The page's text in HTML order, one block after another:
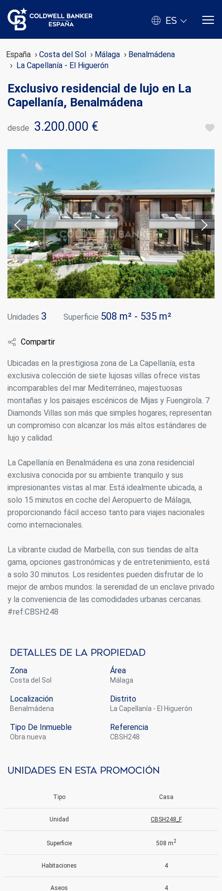
ES
España Costa del Sol Málaga
Benalmádena
La Capellanía - El Higuerón
Exclusivo residencial de lujo en La
Capellanía, Benalmádena
desde 3.200.000 €
Unidades 3 Superficie 508 m² - 535 m²
Compartir
Ubicadas en la prestigiosa zona de La Capellanía, esta
exclusiva colección de siete lujosas villas ofrece vistas
incomparables del mar Mediterráneo, majestuosas
montañas y los paisajes escénicos de Mijas y Fuengirola. 7
Diamonds Villas son más que simples hogares; representan
un compromiso con alcanzar los más altos estándares de
lujo y calidad.
La Capellanía en Benalmádena es una zona residencial
exclusiva conocida por su ambiente tranquilo y sus
impresionantes vistas al mar. Está idealmente ubicada, a
solo 15 minutos en coche del Aeropuerto de Málaga,
proporcionando fácil acceso tanto para viajes nacionales
como internacionales.
La vibrante ciudad de Marbella, con sus tiendas de alta
gama, opciones gastronómicas y de entretenimiento, está
a solo 30 minutos. Los residentes pueden disfrutar de lo
mejor de ambos mundos: la serenidad de un enclave privado
y la conveniencia de las comodidades urbanas cercanas.
#ref:CBSH248
Detalles de la propiedad
Zona
Costa del Sol
Área
Málaga
Localización
Benalmádena
Distrito
La Capellanía - El Higuerón
Tipo De Inmueble
obra nueva
Referencia
CBSH248
Unidades en esta promoción
Tipo Casa
Unidad CBSH248_F
Superficie 508 m2
Habitaciones 4
Aseos 4
Modificar cookies